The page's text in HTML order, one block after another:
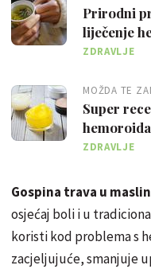
Prirodni
liječenje
ZDRAVLJE
MOŽDA TE
Super
hemoroida
ZDRAVLJE
Gospina trava u
osjećaj boli i u
koristi kod problema s
zacjeljujuće, smanjuje